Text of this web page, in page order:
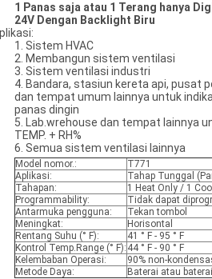
1 Panas saja atau 1 Terang hanya
24V Dengan Backlight Biru
1. Sistem HVAC
2. Membangun sistem ventilasi
3. Sistem ventilasi industri
4. Bandara, stasiun kereta api, pusat
dan tempat umum lainnya untuk
panas dingin
5. Lab.wrehouse dan tempat lainnya
TEMP. + RH%
6. Semua sistem ventilasi lainnya
Model nomor.:
T771
Aplikasi:
Tahap Tunggal
Tahapan:
1 Heat Only / 1
Programmability:
Tidak dapat
Antarmuka pengguna:
Tekan tombol
Meningkat:
Horisontal
Rentang Suhu (° F):
41 ° F - 95 ° F
Kontrol Temp.Range (° F): 44 ° F - 90 ° F
Kelembaban Operasi:
90% non-
Metode Daya:
Baterai atau baterai